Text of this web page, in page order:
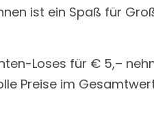
ist ein Spaß für
Loses für € 5,–
Preise im